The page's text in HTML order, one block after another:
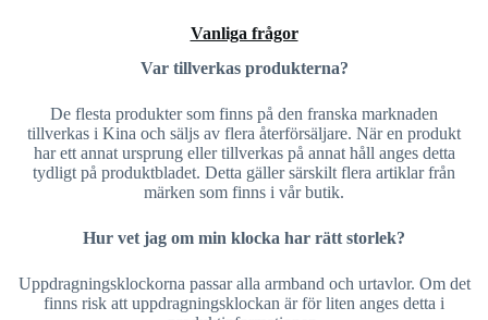
Vanliga frågor
Var tillverkas produkterna?
De flesta produkter som finns på den franska marknaden
tillverkas i Kina och säljs av flera återförsäljare. När en produkt
har ett annat ursprung eller tillverkas på annat håll anges detta
tydligt på produktbladet. Detta gäller särskilt flera artiklar från
märken som finns i vår butik.
Hur vet jag om min klocka har rätt storlek?
Uppdragningsklockorna passar alla armband och urtavlor. Om det
finns risk att uppdragningsklockan är för liten anges detta i